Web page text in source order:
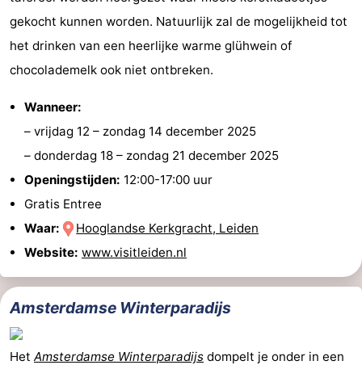
gekocht kunnen worden. Natuurlijk zal de mogelijkheid tot
het drinken van een heerlijke warme glühwein of
chocolademelk ook niet ontbreken.
Wanneer:
– vrijdag 12 – zondag 14 december 2025
– donderdag 18 – zondag 21 december 2025
Openingstijden: 12:00-17:00 uur
Gratis Entree
Waar:
Hooglandse Kerkgracht, Leiden
Website: www.visitleiden.nl
Amsterdamse Winterparadijs
Het Amsterdamse Winterparadijs dompelt je onder in een